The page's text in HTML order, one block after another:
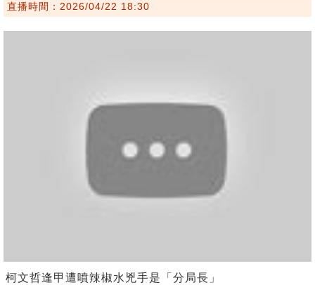
直播時間：2026/04/22 18:30
柯文哲逢甲遭噴辣椒水兇手是「分局長」